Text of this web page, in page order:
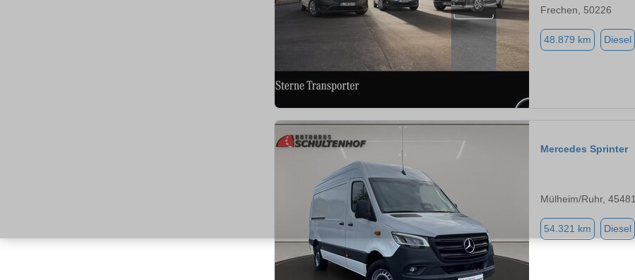
Frechen, 50226
48.879 km Diesel
Mercedes Sprinter
Mülheim/Ruhr, 45481
54.321 km Diesel